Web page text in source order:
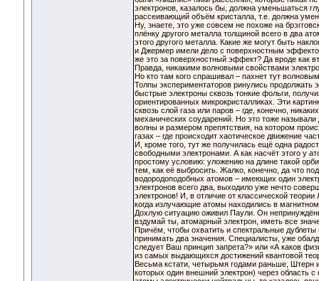
электронов, казалось бы, должна уменьшаться
рассеивающий объём кристалла, т.е. должна
Ну, знаете, это уже совсем не похоже на
плёнку другого металла толщиной всего в два
этого другого металла. Какие же могут быть
и Джермер имели дело с поверхностным
же это за поверхностный эффект? Да вроде как
Правда, никакими волновыми свойствами
Но кто там кого спрашивал – пахнет тут
Толпы экспериментаторов ринулись
быстрые электроны сквозь тонкие фольги,
ориентированных микрокристалликах. Эти
сквозь слой газа или паров – где, конечно,
механических соударений. Но это тоже
волны и размером препятствия, на котором
газах – где происходит хаотическое движение
И, кроме того, тут же получилась ещё одна
свободными электронами. А как насчёт этого у
простому условию: уложению на длине такой
тем, как её выбросить. Жалко, конечно, да что
водородоподобных атомов – имеющих один
электронов всего два, выходило уже нечто
электронов! И, в отличие от классической
когда излучающие атомы находились в
Дохлую ситуацию оживил Паули. Он
вздумай ты, атомарный электрон, иметь все
Причём, чтобы охватить и спектральные
принимать два значения. Специалисты, уже
следует Ваш принцип запрета?» или «А каков
из самых выдающихся достижений квантовой
Весьма кстати, четырьмя годами раньше, Штерн
которых один внешний электрон) через